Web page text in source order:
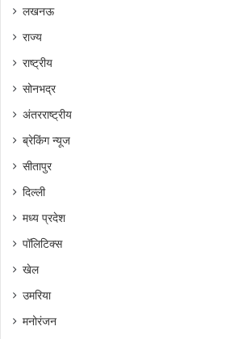
लखनऊ
राज्य
राष्ट्रीय
सोनभद्र
अंतरराष्ट्रीय
ब्रेकिंग न्यूज
सीतापुर
दिल्ली
मध्य प्रदेश
पॉलिटिक्स
खेल
उमरिया
मनोरंजन